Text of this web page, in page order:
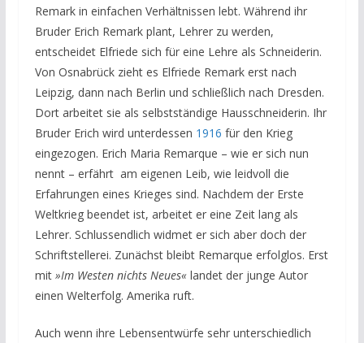
Remark in einfachen Verhältnissen lebt. Während ihr
Bruder Erich Remark plant, Lehrer zu werden,
entscheidet Elfriede sich für eine Lehre als Schneiderin.
Von Osnabrück zieht es Elfriede Remark erst nach
Leipzig, dann nach Berlin und schließlich nach Dresden.
Dort arbeitet sie als selbstständige Hausschneiderin. Ihr
Bruder Erich wird unterdessen 1916 für den Krieg
eingezogen. Erich Maria Remarque – wie er sich nun
nennt – erfährt am eigenen Leib, wie leidvoll die
Erfahrungen eines Krieges sind. Nachdem der Erste
Weltkrieg beendet ist, arbeitet er eine Zeit lang als
Lehrer. Schlussendlich widmet er sich aber doch der
Schriftstellerei. Zunächst bleibt Remarque erfolglos. Erst
mit »Im Westen nichts Neues«landet der junge Autor
einen Welterfolg. Amerika ruft.
Auch wenn ihre Lebensentwürfe sehr unterschiedlich